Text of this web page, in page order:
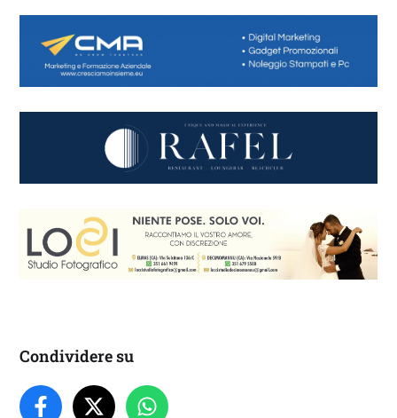
Condividere su